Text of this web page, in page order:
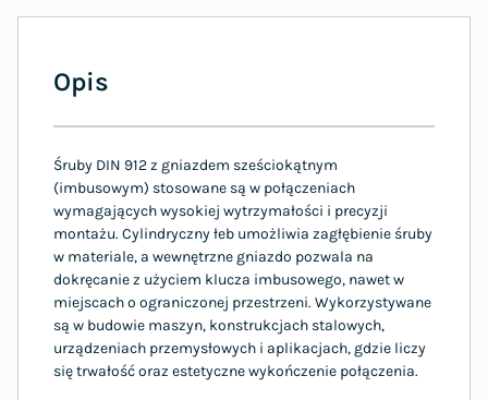
Opis
Śruby DIN 912 z gniazdem sześciokątnym
(imbusowym) stosowane są w połączeniach
wymagających wysokiej wytrzymałości i precyzji
montażu. Cylindryczny łeb umożliwia zagłębienie śruby
w materiale, a wewnętrzne gniazdo pozwala na
dokręcanie z użyciem klucza imbusowego, nawet w
miejscach o ograniczonej przestrzeni. Wykorzystywane
są w budowie maszyn, konstrukcjach stalowych,
urządzeniach przemysłowych i aplikacjach, gdzie liczy
się trwałość oraz estetyczne wykończenie połączenia.